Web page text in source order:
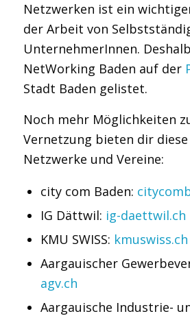
Netzwerken ist ein
der Arbeit von
UnternehmerInnen.
NetWorking Baden auf der
Stadt Baden gelistet.
Noch mehr Möglichkeiten
Vernetzung bieten dir
Netzwerke und Vereine:
city com Baden:
IG Dättwil: ig-daettwil.ch
KMU SWISS: kmuswiss.ch
Aargauischer
agv.ch
Aargauische Industrie-